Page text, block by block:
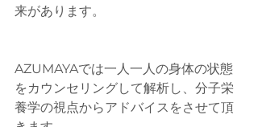
来があります。
AZUMAYAでは一人一人の身体の状態
をカウンセリングして解析し、分子栄
養学の視点からアドバイスをさせて頂